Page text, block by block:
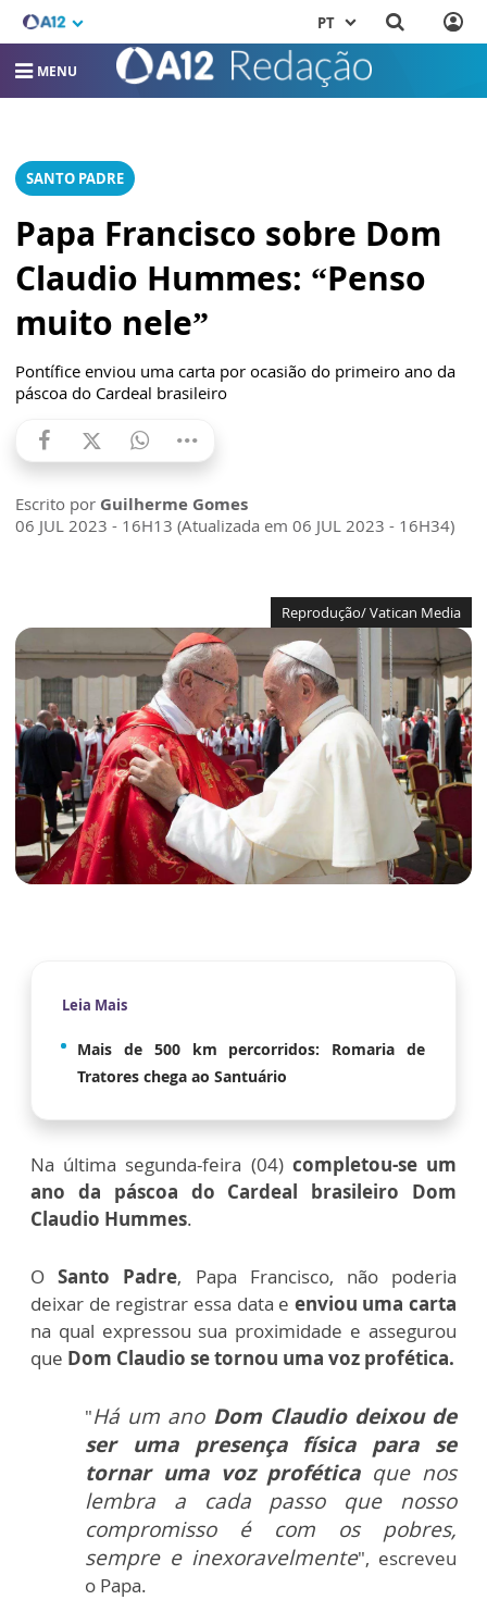
PT
MENU
SANTO PADRE
Papa Francisco sobre Dom
Claudio Hummes: “Penso
muito nele”
Pontífice enviou uma carta por ocasião do primeiro ano da
páscoa do Cardeal brasileiro
Escrito por Guilherme Gomes
06 JUL 2023 - 16H13 (Atualizada em 06 JUL 2023 - 16H34)
Reprodução/ Vatican Media
Leia Mais
Mais de 500 km percorridos: Romaria de
Tratores chega ao Santuário
Na última segunda-feira (04) completou-se um
ano da páscoa do Cardeal brasileiro Dom
Claudio Hummes.
OSanto Padre, Papa Francisco, não poderia
deixar de registrar essa data e enviou uma carta
na qual expressou sua proximidade e assegurou
que Dom Claudio se tornou uma voz profética.
"Há um ano Dom Claudio deixou de
ser uma presença física para se
tornar uma voz proféticaque nos
lembra a cada passo que nosso
compromisso é com os pobres,
sempre e inexoravelmente", escreveu
o Papa.